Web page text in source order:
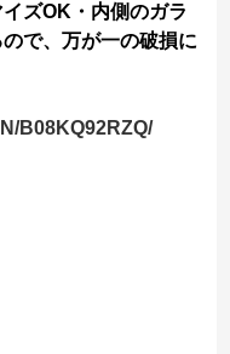
ズOK・内側のガラ
で、万が一の破損に
B08KQ92RZQ/